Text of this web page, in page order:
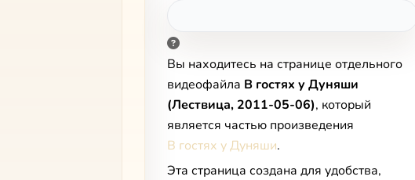
Вы находитесь на странице отдельного
видеофайла В гостях у Дуняши
(Лествица, 2011-05-06), который
является частью произведения
В гостях у Дуняши.
Эта страница создана для удобства,